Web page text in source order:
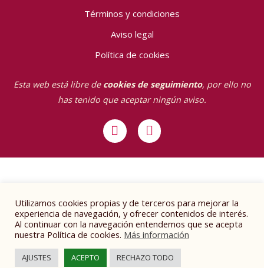
Términos y condiciones
Aviso legal
Política de cookies
Esta web está libre de cookies de seguimiento, por ello no
has tenido que aceptar ningún aviso.
I
n
r
a
m
E
n
p
e
Utilizamos cookies propias y de terceros para mejorar la
experiencia de navegación, y ofrecer contenidos de interés.
Al continuar con la navegación entendemos que se acepta
nuestra Política de cookies. Más información
AJUSTES ACEPTO RECHAZO TODO